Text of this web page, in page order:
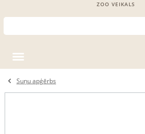
ZOO VEIKALS
Suņu apģērbs